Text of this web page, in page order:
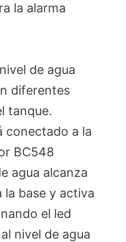
la alarma
de agua
diferentes
tanque.
conectado a la
BC548
agua alcanza
la base y activa
el led
nivel de agua